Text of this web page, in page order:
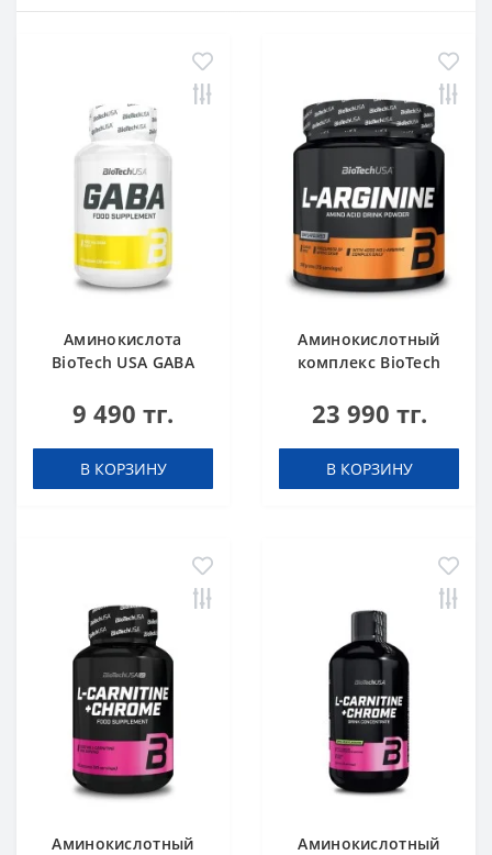
Аминокислота
BioTech USA GABA
капсул
9 490 тг.
В КОРЗИНУ
Аминокислотный
комплекс BioTech
unflavoured 300 g
23 990 тг.
В КОРЗИНУ
Аминокислотный
Аминокислотный